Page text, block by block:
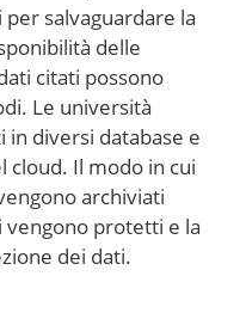
salvaguardare la
delle
citati possono
Le università
in diversi database e
cloud. Il modo in cui
archiviati
protetti e la
dei dati.